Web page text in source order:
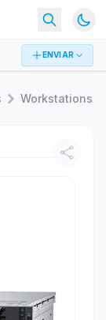
ENVIAR
Workstations